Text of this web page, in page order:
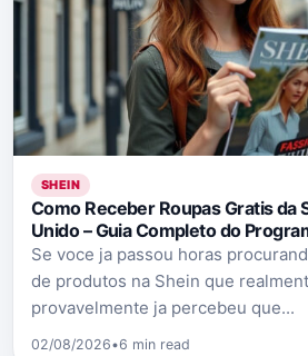
SHEIN
Como Receber Roupas Gratis da
Unido – Guia Completo do
Se voce ja passou horas
de produtos na Shein que
provavelmente ja percebeu que...
02/08/2026•6 min read